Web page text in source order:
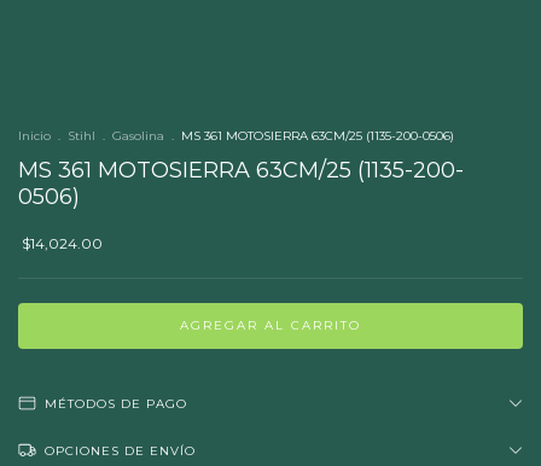
Inicio . Stihl . Gasolina . MS 361 MOTOSIERRA 63CM/25 (1135-200-0506)
MS 361 MOTOSIERRA 63CM/25 (1135-200-
0506)
$14,024.00
MÉTODOS DE PAGO
OPCIONES DE ENVÍO